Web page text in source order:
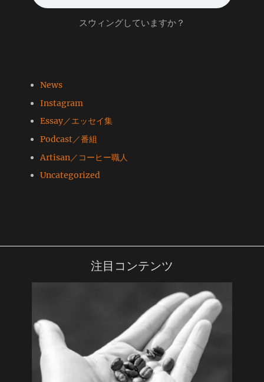
スウィングしていますか？
News
Instagram
Essay／エッセイ集
Podcast／番組
Artisan／コーヒー職人
Uncategorized
注目コンテンツ